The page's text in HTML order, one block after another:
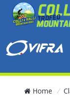
Home /